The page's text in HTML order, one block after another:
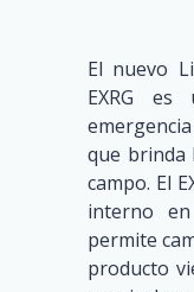
El nuevo
EXRG
que brinda
campo. El
interno
permite
producto